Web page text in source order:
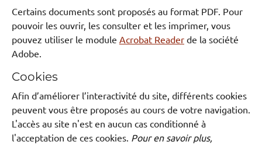
Certains documents sont proposés au format PDF. Pour
pouvoir les ouvrir, les consulter et les imprimer, vous
pouvez utiliser le module Acrobat Reader de la société
Adobe.
Cookies
Afin d’améliorer l’interactivité du site, différents cookies
peuvent vous être proposés au cours de votre navigation.
L'accès au site n'est en aucun cas conditionné à
l'acceptation de ces cookies. Pour en savoir plus,